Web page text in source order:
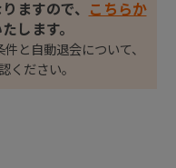
ますので、
こちらか
します。
と自動退会について、
ください。